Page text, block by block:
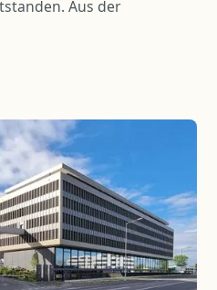
Aus der
vom motorisierten
des öffentlichen Verkehrs
mit Fahrzeugen bis 40
gestaltete Hauptplatz ist
nutzbar. Dazu wurden die
mit Stahlpilzen,
der Deckenbelastungen
zum Teil aus